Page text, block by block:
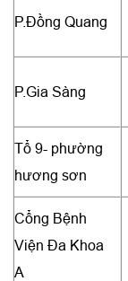
P.Đồng Quang
P.Gia Sàng
Tổ 9- phường
hương sơn
Cổng Bệnh
Viện Đa Khoa
A